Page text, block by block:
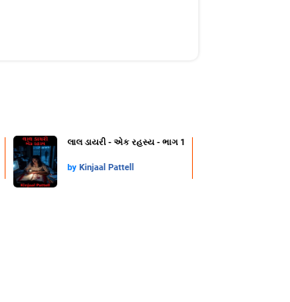
લાલ ડાયરી - એક રહસ્ય - ભાગ 1
by Kinjaal Pattell